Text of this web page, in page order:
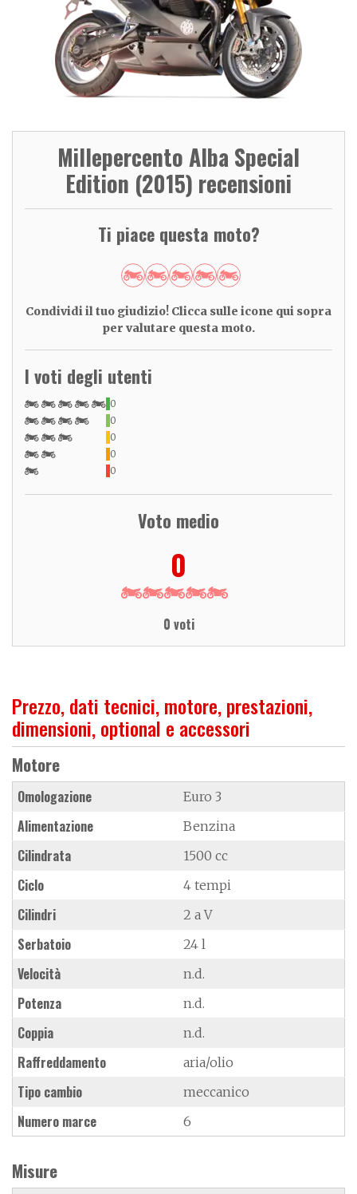
Millepercento Alba Special
Edition (2015) recensioni
Ti piace questa moto?
Condividi il tuo giudizio! Clicca sulle icone qui sopra
per valutare questa moto.
I voti degli utenti
0
0
0
0
0
Voto medio
0
0 voti
Prezzo, dati tecnici, motore, prestazioni,
dimensioni, optional e accessori
Motore
Omologazione Euro 3
Alimentazione Benzina
Cilindrata 1500 cc
Ciclo 4 tempi
Cilindri 2 a V
Serbatoio 24 l
Velocità n.d.
Potenza n.d.
Coppia n.d.
Raffreddamento aria/olio
Tipo cambio meccanico
Numero marce 6
Misure